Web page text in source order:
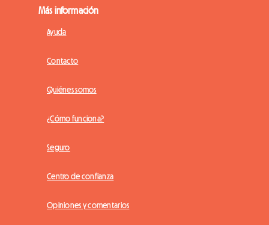
Más información
Ayuda
Contacto
Quiénes somos
¿Cómo funciona?
Seguro
Centro de confianza
Opiniones y comentarios